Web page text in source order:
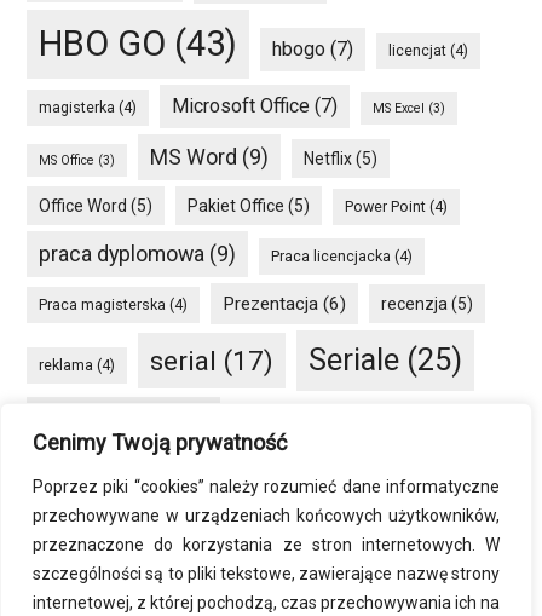
Cenimy Twoją prywatność
Poprzez piki “cookies” należy rozumieć dane informatyczne
przechowywane w urządzeniach końcowych użytkowników,
przeznaczone do korzystania ze stron internetowych. W
szczególności są to pliki tekstowe, zawierające nazwę strony
internetowej, z której pochodzą, czas przechowywania ich na
HBO GO (43) hbogo (7) licencjat (4)
magisterka (4) Microsoft Office (7) MS Excel (3)
MS Office (3) MS Word (9) Netflix(5)
Office Word (5) Pakiet Office (5) Power Point (4)
praca dyplomowa (9) Praca licencjacka (4)
Praca magisterska (4) Prezentacja (6) recenzja(5)
reklama (4) serial (17) Seriale (25)
sprzęt(6) VOD(34) Windows(5)
Windows 10 (7) Word(8)
zmiana rozdzielczości